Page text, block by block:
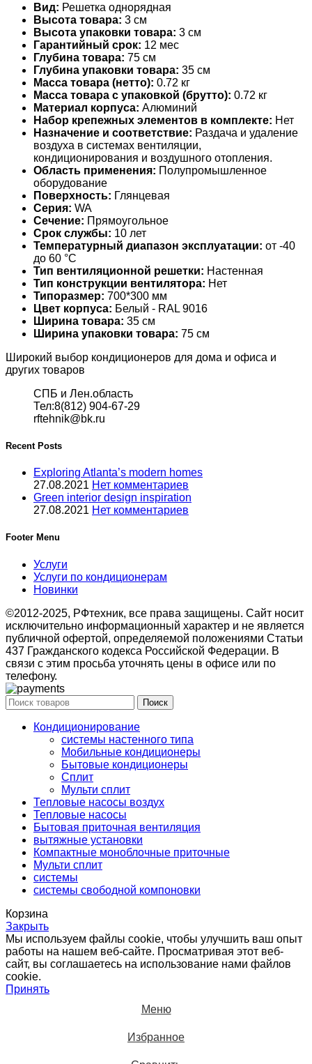
Вид: Решетка однорядная
Высота товара: 3 см
Высота упаковки товара: 3 см
Гарантийный срок: 12 мес
Глубина товара: 75 см
Глубина упаковки товара: 35 см
Масса товара (нетто): 0.72 кг
Масса товара с упаковкой (брутто): 0.72 кг
Материал корпуса: Алюминий
Набор крепежных элементов в комплекте: Нет
Назначение и соответствие: Раздача и удаление
воздуха в системах вентиляции,
кондиционирования и воздушного отопления.
Область применения: Полупромышленное
оборудование
Поверхность: Глянцевая
Серия: WA
Сечение: Прямоугольное
Срок службы: 10 лет
Температурный диапазон эксплуатации: от -40
до 60 °С
Тип вентиляционной решетки: Настенная
Тип конструкции вентилятора: Нет
Типоразмер: 700*300 мм
Цвет корпуса: Белый - RAL 9016
Ширина товара: 35 см
Ширина упаковки товара: 75 см
Широкий выбор кондиционеров для дома и офиса и
других товаров
СПБ и Лен.область
Тел:8(812) 904-67-29
rftehnik@bk.ru
Recent Posts
Exploring Atlanta’s modern homes
27.08.2021 Нет комментариев
Green interior design inspiration
27.08.2021 Нет комментариев
Footer Menu
Услуги
Услуги по кондиционерам
Новинки
©2012-2025, РФтехник, все права защищены. Сайт носит
исключительно информационный характер и не является
публичной офертой, определяемой положениями Статьи
437 Гражданского кодекса Российской Федерации. В
связи с этим просьба уточнять цены в офисе или по
телефону.
Поиск
Кондиционирование
системы настенного типа
Мобильные кондиционеры
Бытовые кондиционеры
Сплит
Мульти сплит
Тепловые насосы воздух
Тепловые насосы
Бытовая приточная вентиляция
вытяжные установки
Компактные моноблочные приточные
Мульти сплит
системы
системы свободной компоновки
Корзина
Закрыть
Мы используем файлы cookie, чтобы улучшить ваш опыт
работы на нашем веб-сайте. Просматривая этот веб-
сайт, вы соглашаетесь на использование нами файлов
cookie.
Принять
Меню
Избранное